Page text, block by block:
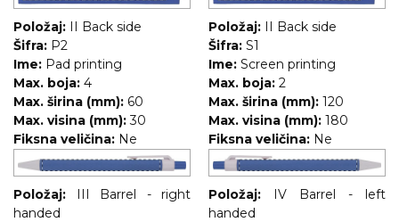
Položaj: II Back side
Šifra: P2
Ime: Pad printing
Max. boja: 4
Max. širina (mm): 60
Max. visina (mm): 30
Fiksna veličina: Ne
Položaj: II Back side
Šifra: S1
Ime: Screen printing
Max. boja: 2
Max. širina (mm): 120
Max. visina (mm): 180
Fiksna veličina: Ne
Položaj:
III Barrel - right
handed
Položaj:
IV Barrel - left
handed